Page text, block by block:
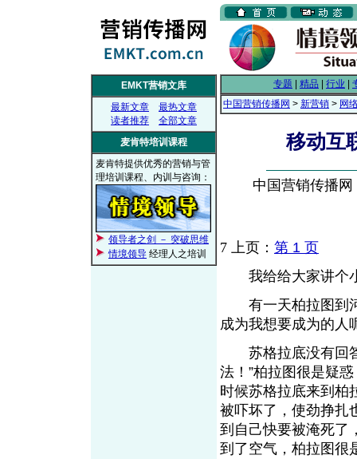
EMKT营销文库
最新文章
最热文章
读者推荐
全部文章
麦肯特培训课程
麦肯特提供优秀的营销与管
理培训课程、内训与咨询：
领导者之剑 － 突破思维
情境领导 经理人之培训
专题 精品 行业
中国营销传播网 > 新营销 > 网
移动互
中国营销传播
7 上页： 第 1 页
我给给大家讲个
有一天柏拉图到河
成为我想要成为的人
苏格拉底没有回答
法！”柏拉图很是疑
时候苏格拉底来到柏
被吓坏了，使劲挣扎
到自己快要被淹死了
到了空气，柏拉图很